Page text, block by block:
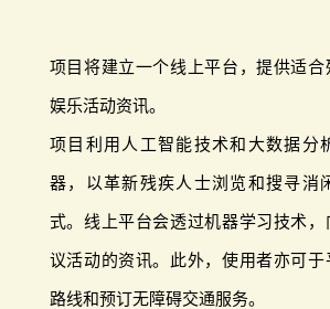
项目将建立一个线上平台，提供适合
娱乐活动资讯。
项目利用人工智能技术和大数据分
器，以革新残疾人士浏览和搜寻消
式。线上平台会透过机器学习技术
议活动的资讯。此外，使用者亦可
路线和预订无障碍交通服务。